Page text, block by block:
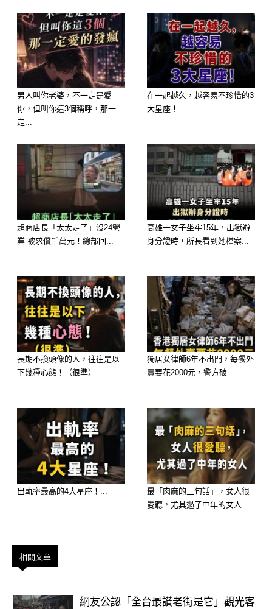
男人叫你老婆，不一定是愛
你，但叫你這3個稱呼，那一
定...
在一起越久，越容易不珍惜的3
大星座！...
超商店長「太太走了」沒24營
業 被求償千萬元！總部回...
高雄一女子坐牢15年，出獄辦
身分證時，所長看到她檔案...
長期不換頭像的人，往往是以
下幾種心態！（很準）...
獨居女律師6年不出門，每餐外
賣要花2000元，警方破...
出軌率最高的4大星座！...
最「肉麻的三句話」，女人很
愛聽，尤其過了中年的女人...
相關文章
網友公認「全台最讚老街是它」觀光客